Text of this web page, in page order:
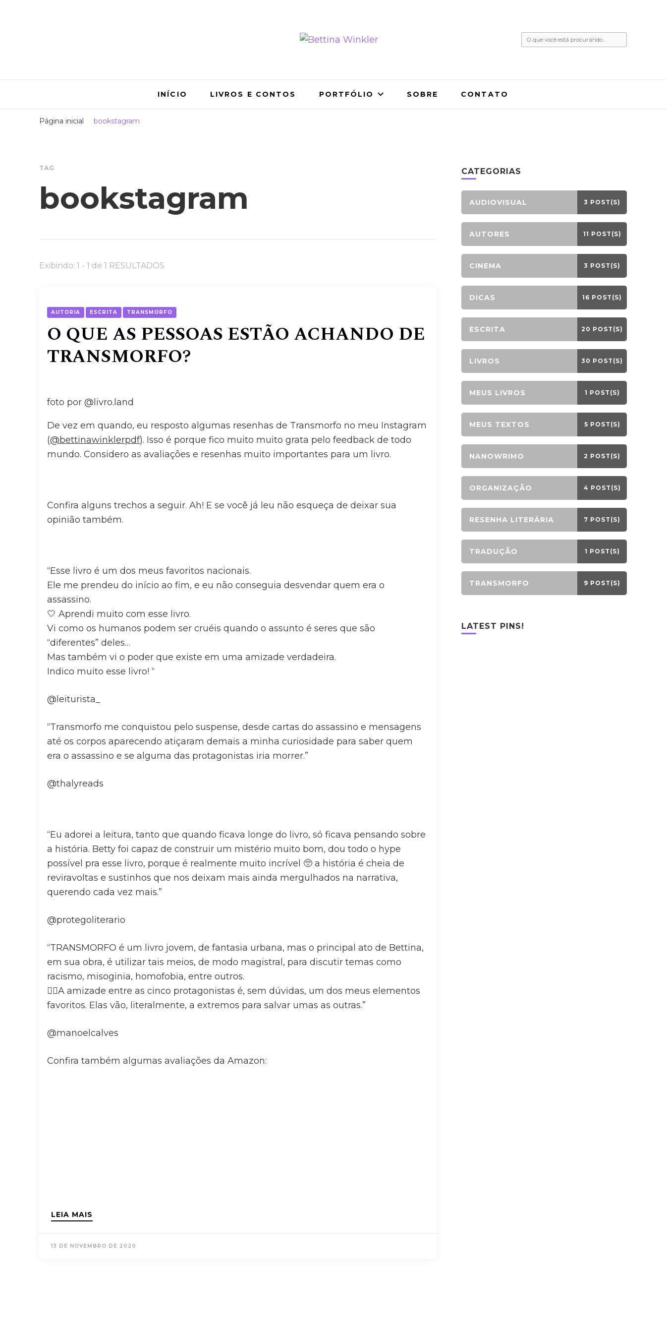
Procurando
INÍCIO LIVROS E CONTOS PORTFÓLIO SOBRE CONTATO
Página inicial bookstagram
TAG
bookstagram
Exibindo: 1 - 1 de 1 RESULTADOS
AUTORIA ESCRITA TRANSMORFO
O QUE AS PESSOAS ESTÃO ACHANDO DE
TRANSMORFO?
foto por @livro.land
De vez em quando, eu resposto algumas resenhas de Transmorfo no meu Instagram
(@bettinawinklerpdf). Isso é porque fico muito muito grata pelo feedback de todo
mundo. Considero as avaliações e resenhas muito importantes para um livro.
Confira alguns trechos a seguir. Ah! E se você já leu não esqueça de deixar sua
opinião também.
“Esse livro é um dos meus favoritos nacionais.
Ele me prendeu do início ao fim, e eu não conseguia desvendar quem era o
assassino.
🤍 Aprendi muito com esse livro.
Vi como os humanos podem ser cruéis quando o assunto é seres que são
“diferentes” deles…
Mas também vi o poder que existe em uma amizade verdadeira.
Indico muito esse livro! “
@leiturista_
“Transmorfo me conquistou pelo suspense, desde cartas do assassino e mensagens
até os corpos aparecendo atiçaram demais a minha curiosidade para saber quem
era o assassino e se alguma das protagonistas iria morrer.”
@thalyreads
“Eu adorei a leitura, tanto que quando ficava longe do livro, só ficava pensando sobre
a história. Betty foi capaz de construir um mistério muito bom, dou todo o hype
possível pra esse livro, porque é realmente muito incrível 🥺 a história é cheia de
reviravoltas e sustinhos que nos deixam mais ainda mergulhados na narrativa,
querendo cada vez mais.”
@protegoliterario
“TRANSMORFO é um livro jovem, de fantasia urbana, mas o principal ato de Bettina,
em sua obra, é utilizar tais meios, de modo magistral, para discutir temas como
racismo, misoginia, homofobia, entre outros.
✍🏽A amizade entre as cinco protagonistas é, sem dúvidas, um dos meus elementos
favoritos. Elas vão, literalmente, a extremos para salvar umas as outras.”
@manoelcalves
Confira também algumas avaliações da Amazon:
LEIA MAIS
13 DE NOVEMBRO DE 2020
CATEGORIAS
AUDIOVISUAL 3 POST(S)
AUTORES 11 POST(S)
CINEMA 3 POST(S)
DICAS 16 POST(S)
ESCRITA 20 POST(S)
LIVROS 30 POST(S)
MEUS LIVROS 1 POST(S)
MEUS TEXTOS 5 POST(S)
NANOWRIMO 2 POST(S)
ORGANIZAÇÃO 4 POST(S)
RESENHA LITERÁRIA 7 POST(S)
TRADUÇÃO 1 POST(S)
TRANSMORFO 9 POST(S)
LATEST PINS!